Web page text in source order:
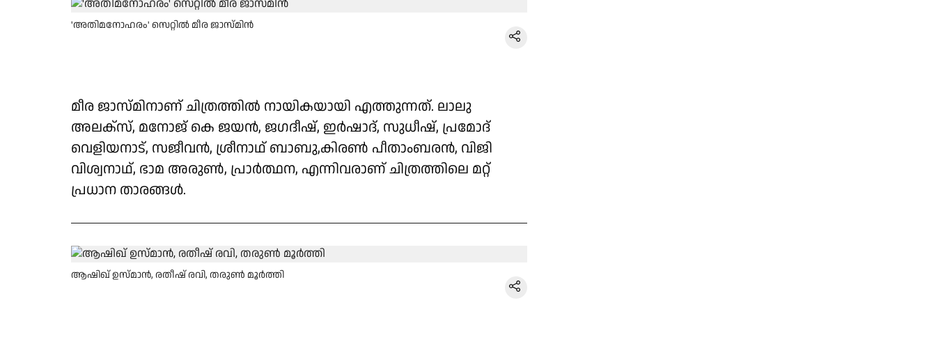
'അതിമനോഹരം' സെറ്റിൽ മീര ജാസ്‌മിൻ
മീര ജാസ്മിനാണ് ചിത്രത്തിൽ നായികയായി എത്തുന്നത്. ലാലു
അലക്സ്, മനോജ് കെ ജയൻ, ജഗദീഷ്, ഇർഷാദ്, സുധീഷ്, പ്രമോദ്
വെളിയനാട്, സജീവൻ, ശ്രീനാഥ് ബാബു,കിരൺ പീതാംബരൻ, വിജി
വിശ്വനാഥ്, ഭാമ അരുൺ, പ്രാർത്ഥന, എന്നിവരാണ് ചിത്രത്തിലെ മറ്റ്
പ്രധാന താരങ്ങൾ.
ആഷിഖ് ഉസ്മാൻ, രതീഷ് രവി, തരുൺ മൂർത്തി